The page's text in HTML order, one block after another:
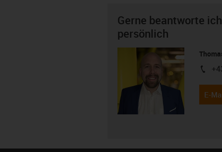
Gerne beantworte
persönlich
igus-
E-